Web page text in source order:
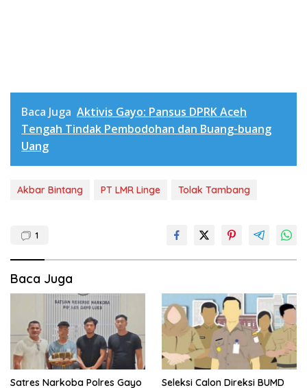
Baca Juga Aktivis Gayo: Pansus DPRK Aceh
Tengah Tindak Pembodohan dan Buang-buang
Uang
Akbar Bintang PT LMR Linge Tolak Tambang
1
Baca Juga
Satres Narkoba Polres Gayo
Seleksi Calon Direksi BUMD